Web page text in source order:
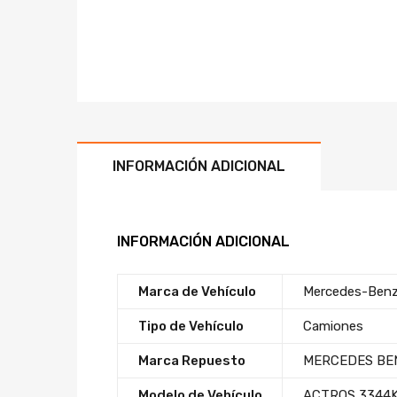
INFORMACIÓN ADICIONAL
INFORMACIÓN ADICIONAL
Marca de Vehículo Mercedes-Benz
Tipo de Vehículo Camiones
Marca Repuesto MERCEDES